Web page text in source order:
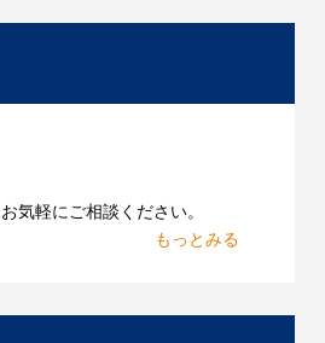
気軽にご相談ください。